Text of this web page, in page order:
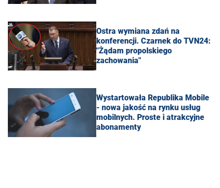
Ostra wymiana zdań na
konferencji. Czarnek do TVN24:
"Żądam propolskiego
zachowania"
Wystartowała Republika Mobile
- nowa jakość na rynku usług
mobilnych. Proste i atrakcyjne
abonamenty